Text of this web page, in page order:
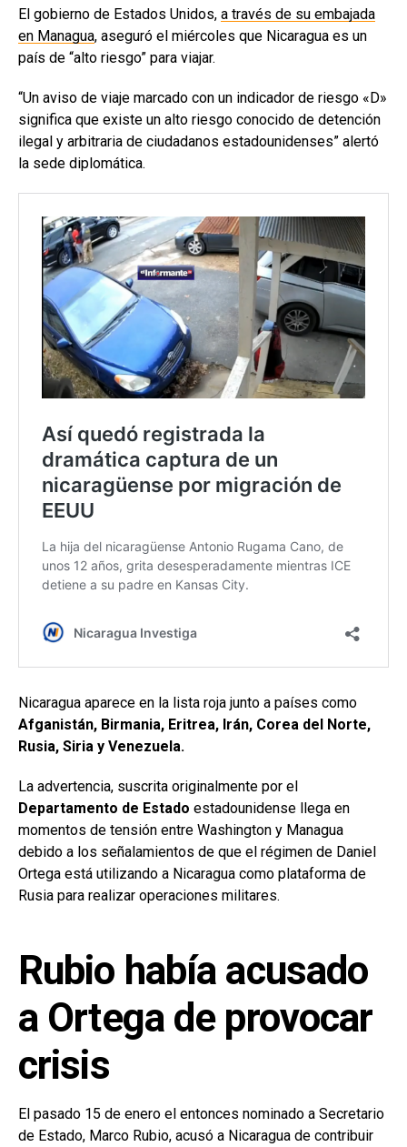
El gobierno de Estados Unidos, a través de su embajada
en Managua, aseguró el miércoles que Nicaragua es un
país de “alto riesgo” para viajar.
“Un aviso de viaje marcado con un indicador de riesgo «D»
significa que existe un alto riesgo conocido de detención
ilegal y arbitraria de ciudadanos estadounidenses” alertó
la sede diplomática.
Nicaragua aparece en la lista roja junto a países como
Afganistán, Birmania, Eritrea, Irán, Corea del Norte,
Rusia, Siria y Venezuela.
La advertencia, suscrita originalmente por el
Departamento de Estado estadounidense llega en
momentos de tensión entre Washington y Managua
debido a los señalamientos de que el régimen de Daniel
Ortega está utilizando a Nicaragua como plataforma de
Rusia para realizar operaciones militares.
Rubio había acusado
a Ortega de provocar
crisis
El pasado 15 de enero el entonces nominado a Secretario
de Estado, Marco Rubio, acusó a Nicaragua de contribuir